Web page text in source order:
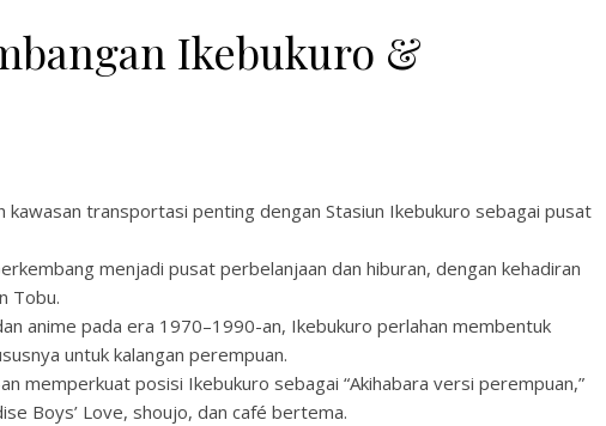
Ikebukuro &
kawasan transportasi penting dengan Stasiun Ikebukuro sebagai pusat
menjadi pusat perbelanjaan dan hiburan, dengan kehadiran
Tobu.
anime pada era 1970–1990-an, Ikebukuro perlahan membentuk
untuk kalangan perempuan.
memperkuat posisi Ikebukuro sebagai “Akihabara versi perempuan,”
Boys’ Love, shoujo, dan café bertema.